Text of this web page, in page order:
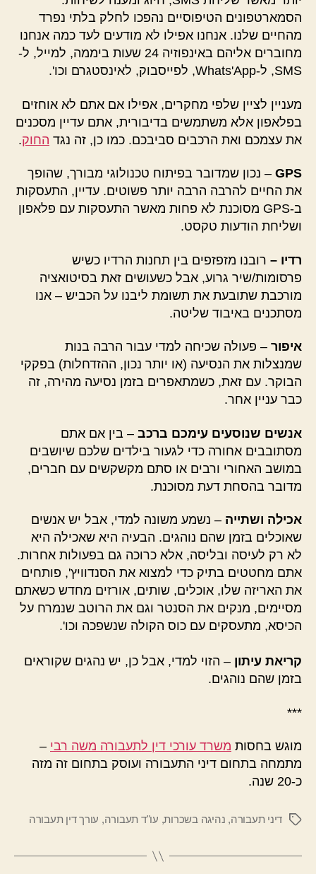
הסמארטפונים הטיפוסיים נהפכו לחלק בלתי נפרד
מהחיים שלנו. אנחנו אפילו לא מודעים לעד כמה אנחנו
מחוברים אליהם באינפוזיה 24 שעות ביממה, למייל, ל-
SMS, ל-Whats'App, לפייסבוק, לאינסטגרם וכו'.
מעניין לציין שלפי מחקרים, אפילו אם אתם לא אוחזים
בפלאפון אלא משתמשים בדיבורית, אתם עדיין מסכנים
את עצמכם ואת הרכבים סביבכם. כמו כן, זה נגד החוק.
GPS – נכון שמדובר בפיתוח טכנולוגי מבורך, שהופך
את החיים להרבה הרבה יותר פשוטים. עדיין, התעסקות
ב-GPS מסוכנת לא פחות מאשר התעסקות עם פלאפון
ושליחת הודעות טקסט.
רדיו – רובנו מזפזפים בין תחנות הרדיו כשיש
פרסומות/שיר גרוע, אבל כשעושים זאת בסיטואציה
מורכבת שתובעת את תשומת ליבנו על הכביש – אנו
מסתכנים באיבוד שליטה.
איפור – פעולה שכיחה למדי עבור הרבה בנות
שמנצלות את הנסיעה (או יותר נכון, ההזדחלות) בפקקי
הבוקר. עם זאת, כשמתאפרים בזמן נסיעה מהירה, זה
כבר עניין אחר.
אנשים שנוסעים עימכם ברכב – בין אם אתם
מסתובבים אחורה כדי לגעור בילדים שלכם שיושבים
במושב האחורי ורבים או סתם מקשקשים עם חברים,
מדובר בהסחת דעת מסוכנת.
אכילה ושתייה – נשמע משונה למדי, אבל יש אנשים
שאוכלים בזמן שהם נוהגים. הבעיה היא שאכילה היא
לא רק לעיסה ובליסה, אלא כרוכה גם בפעולות אחרות.
אתם מחטטים בתיק כדי למצוא את הסנדוויץ', פותחים
את האריזה שלו, אוכלים, שותים, אורזים מחדש כשאתם
מסיימים, מנקים את הסנטר וגם את הרוטב שנמרח על
הכיסא, מתעסקים עם כוס הקולה שנשפכה וכו'.
קריאת עיתון – הזוי למדי, אבל כן, יש נהגים שקוראים
בזמן שהם נוהגים.
***
מוגש בחסות משרד עורכי דין לתעבורה משה רבי –
מתמחה בתחום דיני התעבורה ועוסק בתחום זה מזה
כ-20 שנה.
תגיותדיני תעבורה, נהיגה בשכרות, עו"ד תעבורה, עורך דין תעבורה